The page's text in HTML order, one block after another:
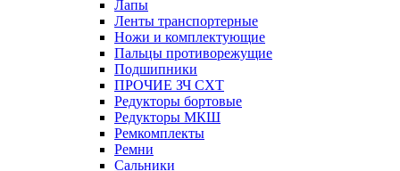
Лапы
Ленты транспортерные
Ножи и комплектующие
Пальцы противорежущие
Подшипники
ПРОЧИЕ ЗЧ СХТ
Редукторы бортовые
Редукторы МКШ
Ремкомплекты
Ремни
Сальники